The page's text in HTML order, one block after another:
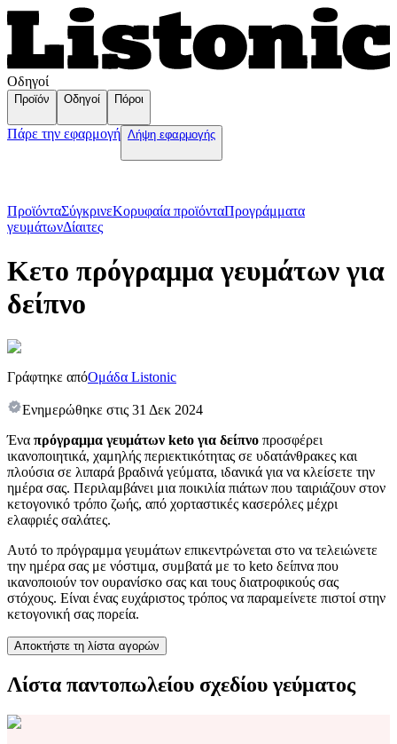
Οδηγοί
Προϊόν Οδηγοί Πόροι
Πάρε την εφαρμογή Λήψη εφαρμογής
ΠροϊόνταΣύγκρινεΚορυφαία προϊόνταПρογράμματα
γευμάτωνΔίαιτες
Κετο πρόγραμμα γευμάτων για
δείπνο
Γράφτηκε απόΟμάδα Listonic
Ενημερώθηκε στις 31 Δεκ 2024
Ένα πρόγραμμα γευμάτων keto για δείπνο προσφέρει
ικανοποιητικά, χαμηλής περιεκτικότητας σε υδατάνθρακες και
πλούσια σε λιπαρά βραδινά γεύματα, ιδανικά για να κλείσετε την
ημέρα σας. Περιλαμβάνει μια ποικιλία πιάτων που ταιριάζουν στον
κετογονικό τρόπο ζωής, από χορταστικές κασερόλες μέχρι
ελαφριές σαλάτες.
Αυτό το πρόγραμμα γευμάτων επικεντρώνεται στο να τελειώνετε
την ημέρα σας με νόστιμα, συμβατά με το keto δείπνα που
ικανοποιούν τον ουρανίσκο σας και τους διατροφικούς σας
στόχους. Είναι ένας ευχάριστος τρόπος να παραμείνετε πιστοί στην
κετογονική σας πορεία.
Αποκτήστε τη λίστα αγορών
Λίστα παντοπωλείου σχεδίου γεύματος